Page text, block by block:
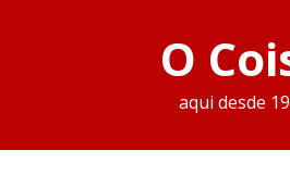
O
aqui desde